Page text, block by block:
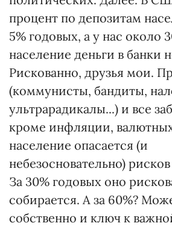
процент по депозитам
5% годовых, а у нас около
население деньги в банки
Рискованно, друзья мои.
(коммунисты, бандиты,
ультрарадикалы...) и все
кроме инфляции,
население опасается (и
небезосновательно)
За 30% годовых оно
собирается. А за 60%?
собственно и ключ к